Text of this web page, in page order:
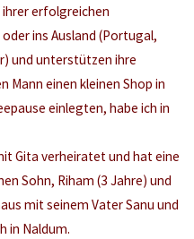
ihrer erfolgreichen
ins Ausland (Portugal,
und unterstützen ihre
Mann einen kleinen Shop in
einlegten, habe ich in
Gita verheiratet und hat eine
Sohn, Riham (3 Jahre) und
mit seinem Vater Sanu und
in Naldum.